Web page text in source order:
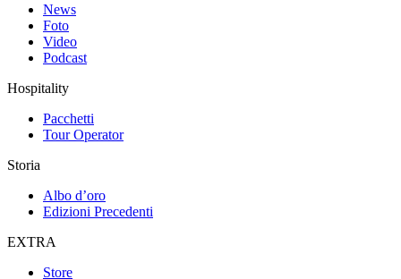
News
Foto
Video
Podcast
Hospitality
Pacchetti
Tour Operator
Storia
Albo d’oro
Edizioni Precedenti
EXTRA
Store